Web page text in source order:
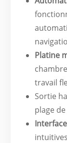
Platine
travail
Sortie
plage